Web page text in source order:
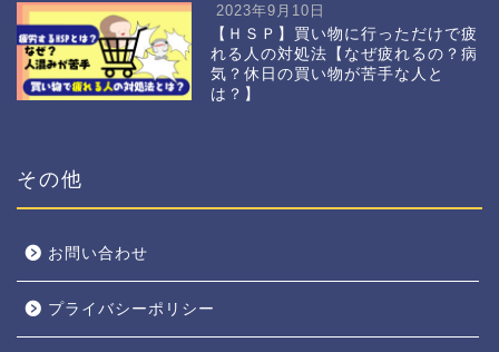
2023年9月10日
【ＨＳＰ】買い物に行っただけで疲
れる人の対処法【なぜ疲れるの？病
気？休日の買い物が苦手な人と
は？】
その他
お問い合わせ
プライバシーポリシー